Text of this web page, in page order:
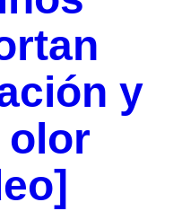
y
olor